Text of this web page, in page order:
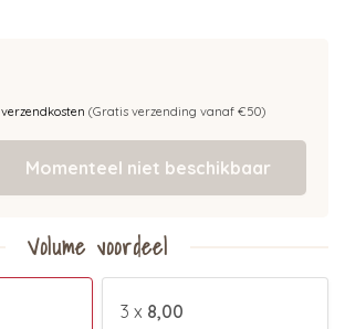
verzendkosten (Gratis verzending vanaf €50)
Momenteel niet beschikbaar
Volume voordeel
3 x 8,00